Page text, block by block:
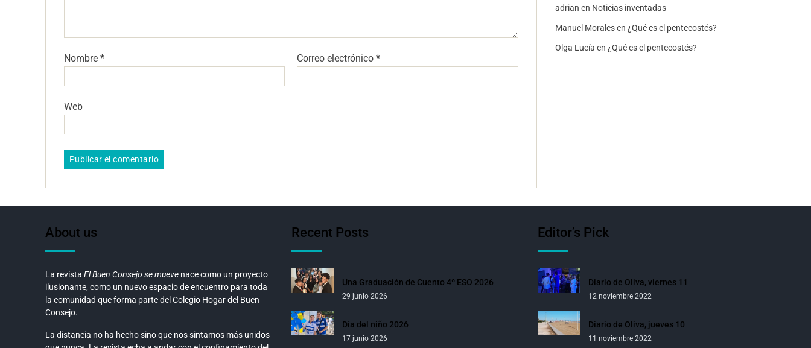
Nombre * Correo electrónico*
Web
adrian en Noticias inventadas
Manuel Moralesen ¿Qué es el pentecostés?
Olga Lucía en ¿Qué es el pentecostés?
About us
La revista El Buen Consejo se mueve nace como un proyecto
ilusionante, como un nuevo espacio de encuentro para toda
la comunidad que forma parte del Colegio Hogar del Buen
Consejo.
La distancia no ha hecho sino que nos sintamos más unidos
Recent Posts
Una Graduación de Cuento 4º ESO 2026
29 junio 2026
Día del niño 2026
17 junio 2026
Editor’s Pick
Diario de Oliva, viernes 11
12 noviembre 2022
Diario de Oliva, jueves 10
11 noviembre 2022